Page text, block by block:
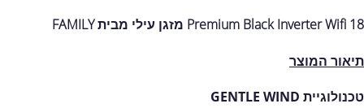
Premium Black Inverter Wifi 18 מזגן עילי מבית FAMILY
תיאור המוצר
טכנולוגיית GENTLE WIND